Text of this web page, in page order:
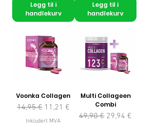
Legg til i
handlekurv
Legg til i
handlekurv
Voonka Collagen
Vanlig pris
14,95 € Salgspris
11,21 €
Inkludert MVA
Multi Collageen
Combi
Vanlig pris
49,90 € Salgspris
29,94 €